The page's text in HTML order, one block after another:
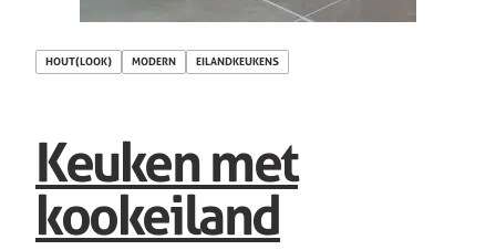
HOUT(LOOK) MODERN EILANDKEUKENS
Keuken met
kookeiland